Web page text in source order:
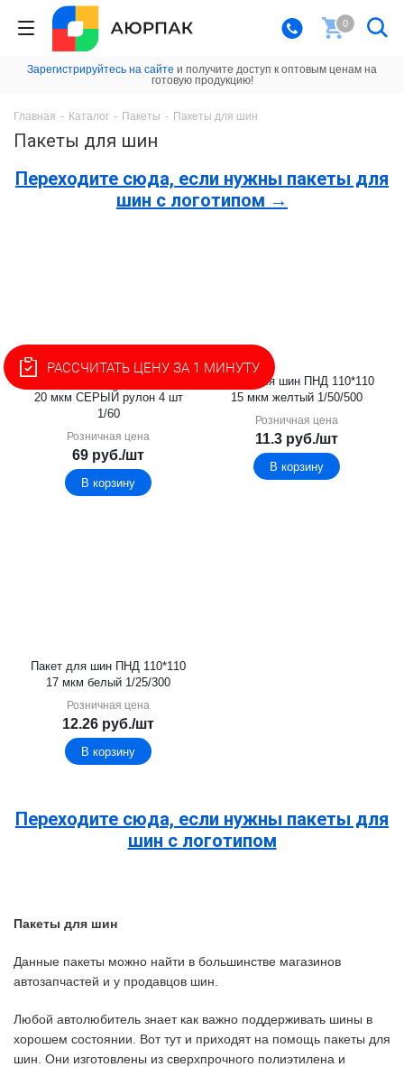
0
Зарегистрируйтесь на сайте и получите доступ к оптовым ценам на
готовую продукцию!
Главная - Каталог - Пакеты - Пакеты для шин
Пакеты для шин
Переходите сюда, если нужны пакеты для
шин с логотипом →
Пакет для шин ПНД 110*120
20 мкм СЕРЫЙ рулон 4 шт
1/60
Розничная цена
69 руб./шт
В корзину
Пакет для шин ПНД 110*110
15 мкм желтый 1/50/500
Розничная цена
11.3 руб./шт
В корзину
Пакет для шин ПНД 110*110
17 мкм белый 1/25/300
Розничная цена
12.26 руб./шт
В корзину
Переходите сюда, если нужны пакеты для
шин с логотипом
Пакеты для шин
Данные пакеты можно найти в большинстве магазинов
автозапчастей и у продавцов шин.
Любой автолюбитель знает как важно поддерживать шины в
хорошем состоянии. Вот тут и приходят на помощь пакеты для
шин. Они изготовлены из сверхпрочного полиэтилена и
РАССЧИТАТЬ ЦЕНУ ЗА 1 МИНУТУ